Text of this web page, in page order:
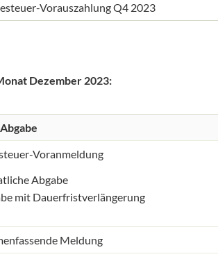
Vorauszahlung Q4 2023
Dezember 2023:
Voranmeldung
Abgabe
mit Dauerfristverlängerung
Meldung